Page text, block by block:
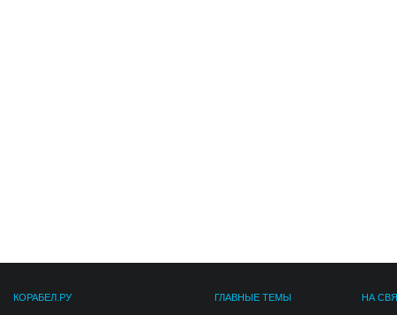
КОРАБЕЛ.РУ ГЛАВНЫЕ ТЕМЫ НА